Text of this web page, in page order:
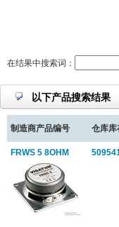
在结果中搜索词：
以下产品搜索结果
制造商产品编号 仓库库
FRWS 5 8OHM